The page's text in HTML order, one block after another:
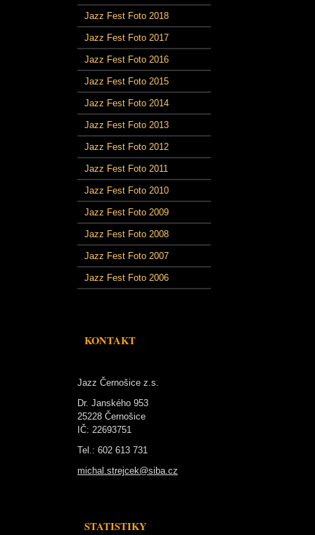
Jazz Fest Foto 2018
Jazz Fest Foto 2017
Jazz Fest Foto 2016
Jazz Fest Foto 2015
Jazz Fest Foto 2014
Jazz Fest Foto 2013
Jazz Fest Foto 2012
Jazz Fest Foto 2011
Jazz Fest Foto 2010
Jazz Fest Foto 2009
Jazz Fest Foto 2008
Jazz Fest Foto 2007
Jazz Fest Foto 2006
KONTAKT
Jazz Černošice z.s.
Dr. Janského 953
25228 Černošice
IČ: 22693751
Tel.: 602 613 731
michal.strejcek@siba.cz
STATISTIKY